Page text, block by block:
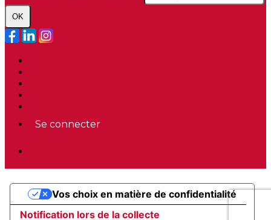
OK
Se connecter
Notification lors de la collecte
Vos choix en matière de confidentialité